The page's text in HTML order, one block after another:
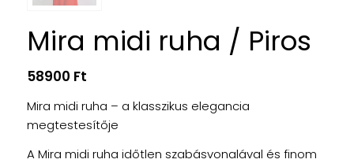
Mira midi ruha / Piros
58900 Ft
Mira midi ruha – a klasszikus elegancia
megtestesítője
A Mira midi ruha időtlen szabásvonalával és finom